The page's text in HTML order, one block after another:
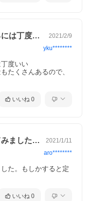
甘さは少ないが、チェーンするには丁度い… 2021/2/9
yku********
度いい
たくさんあるので、
いいね 0
ちょっと冒険したくて購入してみました。… 2021/1/11
aro********
た。もしかすると定
いいね 0